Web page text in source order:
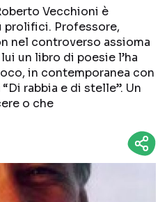
TALENT SHOW
sui social
Vecchioni è
prolifici. Professore,
nel controverso assioma
un libro di poesie l’ha
in contemporanea con
rabbia e di stelle”. Un
o che